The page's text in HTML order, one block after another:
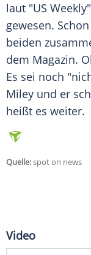
laut "US
gewesen.
beiden
dem Magazin.
Es sei noch
Miley und er
heißt es weiter.
Quelle:spot on news
Video